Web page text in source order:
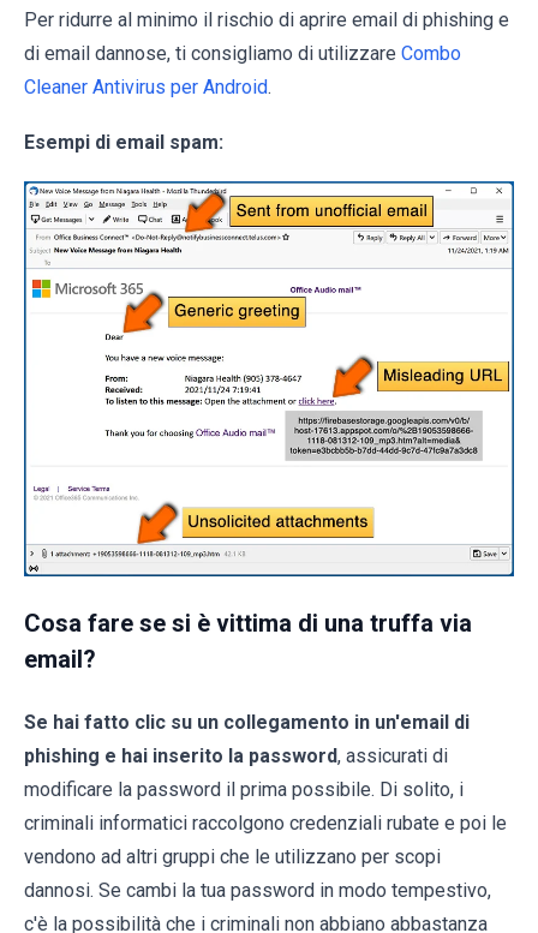
Per ridurre al minimo il rischio di aprire email di phishing e
di email dannose, ti consigliamo di utilizzare Combo
Cleaner Antivirus per Android.
Esempi di email spam:
Cosa fare se si è vittima di una truffa via
email?
Se hai fatto clic su un collegamento in un'email di
phishing e hai inserito la password, assicurati di
modificare la password il prima possibile. Di solito, i
criminali informatici raccolgono credenziali rubate e poi le
vendono ad altri gruppi che le utilizzano per scopi
dannosi. Se cambi la tua password in modo tempestivo,
c'è la possibilità che i criminali non abbiano abbastanza